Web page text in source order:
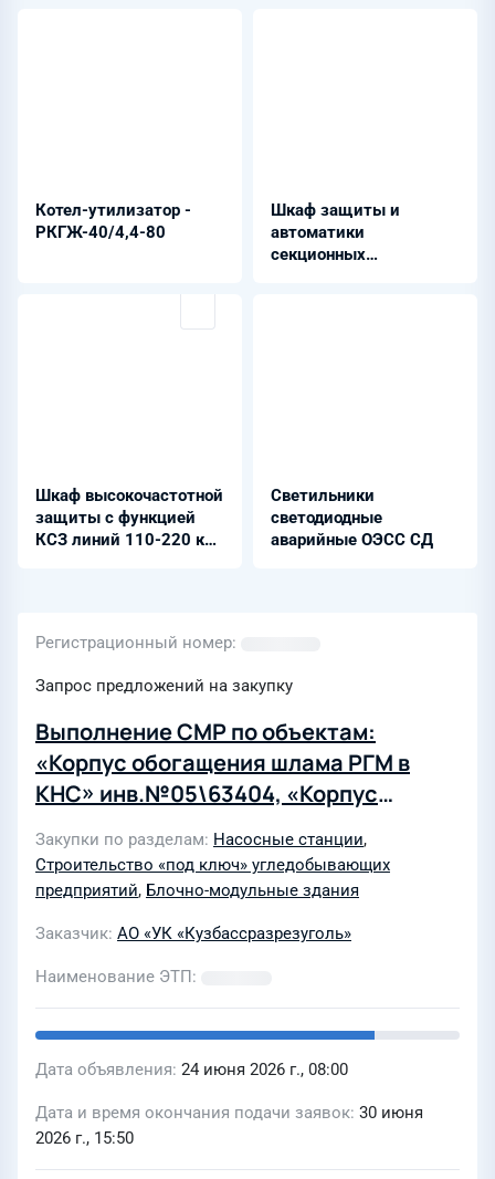
Котел-утилизатор -
РКГЖ-40/4,4-80
Шкаф защиты и
автоматики
секционных
Шкаф высокочастотной
защиты с функцией
КСЗ линий 110-220 кВ
Светильники
светодиодные
аварийные ОЭСС СД
Регистрационный номер
Запрос предложений на закупку
Выполнение СМР по объектам:
«Корпус обогащения шлама РГМ в
КНС» инв.№05\63404, «Корпус
«Пункт погрузки угля в ж/д вагоны»
инв.№05\63414, «Здание склада
«Здание гаража для автотранспорта
с мехцехом» инв.№05\0845-001
филиала «Бачатский угольный
разрез» АО «УК
«Кузбассразрезуголь»
Закупки по разделам Насосные станции,
Строительство «под ключ» угледобывающих
предприятий, Блочно-модульные здания
Заказчик АО «УК «Кузбассразрезуголь»
Наименование ЭТП
Дата объявления 24 июня 2026 г., 08:00
Дата и время окончания подачи заявок 30 июня
2026 г., 15:50